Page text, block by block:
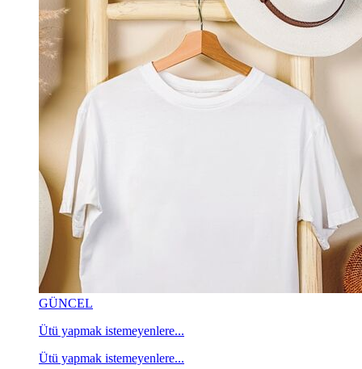
GÜNCEL
Ütü yapmak istemeyenlere...
Ütü yapmak istemeyenlere...